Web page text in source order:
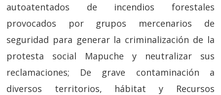
autoatentados de incendios forestales
provocados por grupos mercenarios de
seguridad para generar la criminalización de la
protesta social Mapuche y neutralizar sus
reclamaciones; De grave contaminación a
diversos territorios, hábitat y Recursos